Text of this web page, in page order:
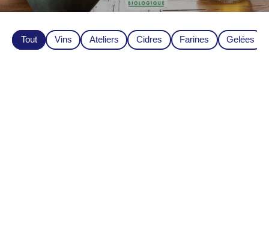
Tout Vins Ateliers Cidres Farines Gelées